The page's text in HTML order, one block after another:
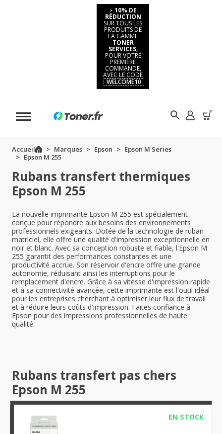
⚡ 10% DE
RÉDUCTION
SUR TOUS LES
PRODUITS DE
LA GAMME
TONER
SERVICES,
POUR VOTRE
PREMIÈRE
COMMANDE,
AVEC LE CODE
WELCOME10
Accueil Marques Epson
Epson M Series
Epson M 255
Rubans transfert thermiques
Epson M 255
La nouvelle imprimante Epson M 255 est spécialement
conçue pour répondre aux besoins des environnements
professionnels exigeants. Dotée de la technologie de ruban
matriciel, elle offre une qualité d'impression exceptionnelle en
noir et blanc. Avec sa conception robuste et fiable, l'Epson M
255 garantit des performances constantes et une
productivité accrue. Son réservoir d'encre offre une grande
autonomie, réduisant ainsi les interruptions pour le
remplacement d'encre. Grâce à sa vitesse d'impression rapide
et à sa connectivité avancée, cette imprimante est l'outil idéal
pour les entreprises cherchant à optimiser leur flux de travail
et à réduire leurs coûts d'impression. Faites confiance à
Epson pour des impressions professionnelles de haute
qualité.
Rubans transfert pas chers
Epson M 255
EN STOCK